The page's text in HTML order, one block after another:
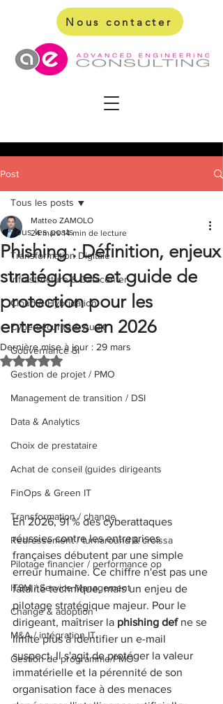
Nous contacter
Post
Tous les posts
Transformation Digitale
Infrastructure & Datacenter
Cloud & Hybridation
Cybersécurité & Audit
Gouvernance SI
Gestion de projet / PMO
Management de transition / DSI
Data & Analytics
Choix de prestataire
Achat de conseil (guides dirigeants
FinOps & Green IT
Transformation / change
Redressement / turnaround & croissa
Pilotage financier / performance op
ITSM / Service Management
Change & adoption
M&A / intégration IT
Gestion de programme/PMO
Tous les posts
Phishing : Définition, enjeux
stratégiques et guide de
protection pour les
entreprises en 2026
Matteo ZAMOLO
24 mars 14 min de lecture
Dernière mise à jour : 29 mars
Noté NaN étoiles sur 5.
En 2026, 91 % des cyberattaques
réussies contre les entreprises
françaises débutent par une simple
erreur humaine. Ce chiffre n'est pas une
fatalité technique, mais un enjeu de
pilotage stratégique majeur. Pour le
dirigeant, maîtriser la phishing def ne se
limite plus à identifier un e-mail
suspect. Il s'agit de protéger la valeur
immatérielle et la pérennité de son
organisation face à des menaces